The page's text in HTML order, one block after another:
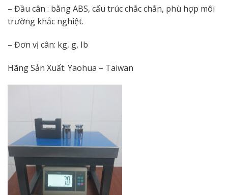
– Đầu cân : bằng ABS, cấu trúc chắc chắn, phù hợp môi
trường khắc nghiệt.
– Đơn vị cân: kg, g, Ib
Hãng Sản Xuất: Yaohua – Taiwan